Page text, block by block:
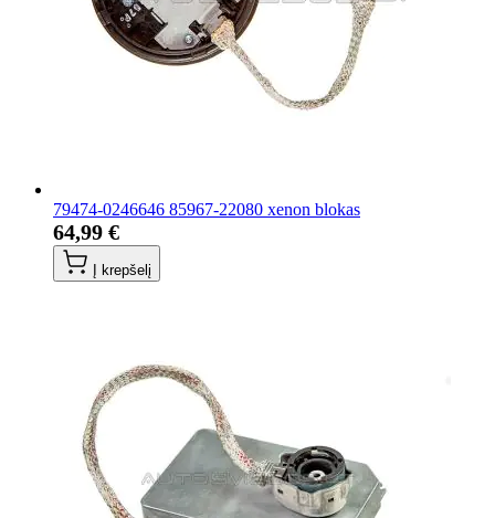
79474-0246646 85967-22080 xenon blokas
64,99 €
Į krepšelį